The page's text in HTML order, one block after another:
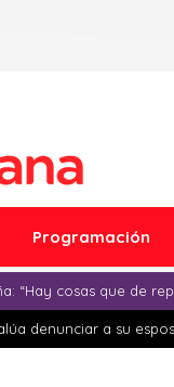
Programación
“Hay cosas que de
denunciar a su